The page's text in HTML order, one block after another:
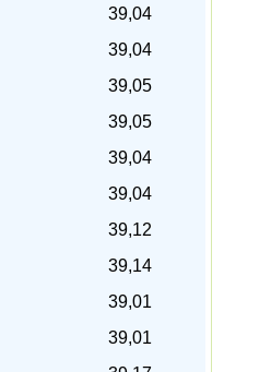
39,04
39,04
39,05
39,05
39,04
39,04
39,12
39,14
39,01
39,01